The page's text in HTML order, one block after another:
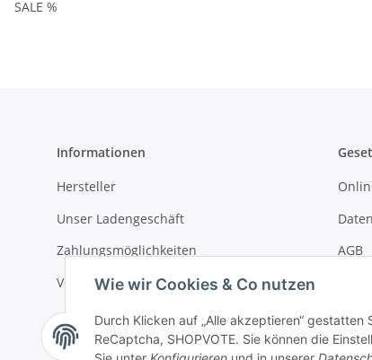
Wie wir Cookies & Co nutzen
Durch Klicken auf „Alle akzeptieren“
ReCaptcha, SHOPVOTE. Sie können die
SALE %
Informationen
Hersteller
Unser Ladengeschäft
Zahlungsmöglichkeiten
Versandinformationen
AGB